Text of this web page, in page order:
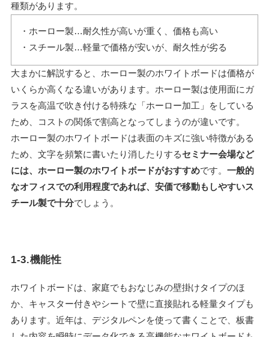
種類があります。
・ホーロー製…耐久性が高いが重く、価格も高い
・スチール製…軽量で価格が安いが、耐久性が劣る
大まかに解説すると、ホーロー製のホワイトボードは価格が
いくらか高くなる違いがあります。ホーロー製は使用面にガ
ラスを高温で吹き付ける特殊な「ホーロー加工」をしている
ため、コストの関係で割高となってしまうのが違いです。
ホーロー製のホワイトボードは表面のキズに強い特徴がある
ため、文字を頻繁に書いたり消したりするセミナー会場など
には、ホーロー製のホワイトボードがおすすめです。 一般的
なオフィスでの利用程度であれば、安価で移動もしやすいス
チール製で十分でしょう。
1-3.機能性
ホワイトボードは、家庭でもおなじみの壁掛けタイプのほ
か、キャスター付きやシートで壁に直接貼れる軽量タイプも
あります。近年は、デジタルペンを使って書くことで、板書